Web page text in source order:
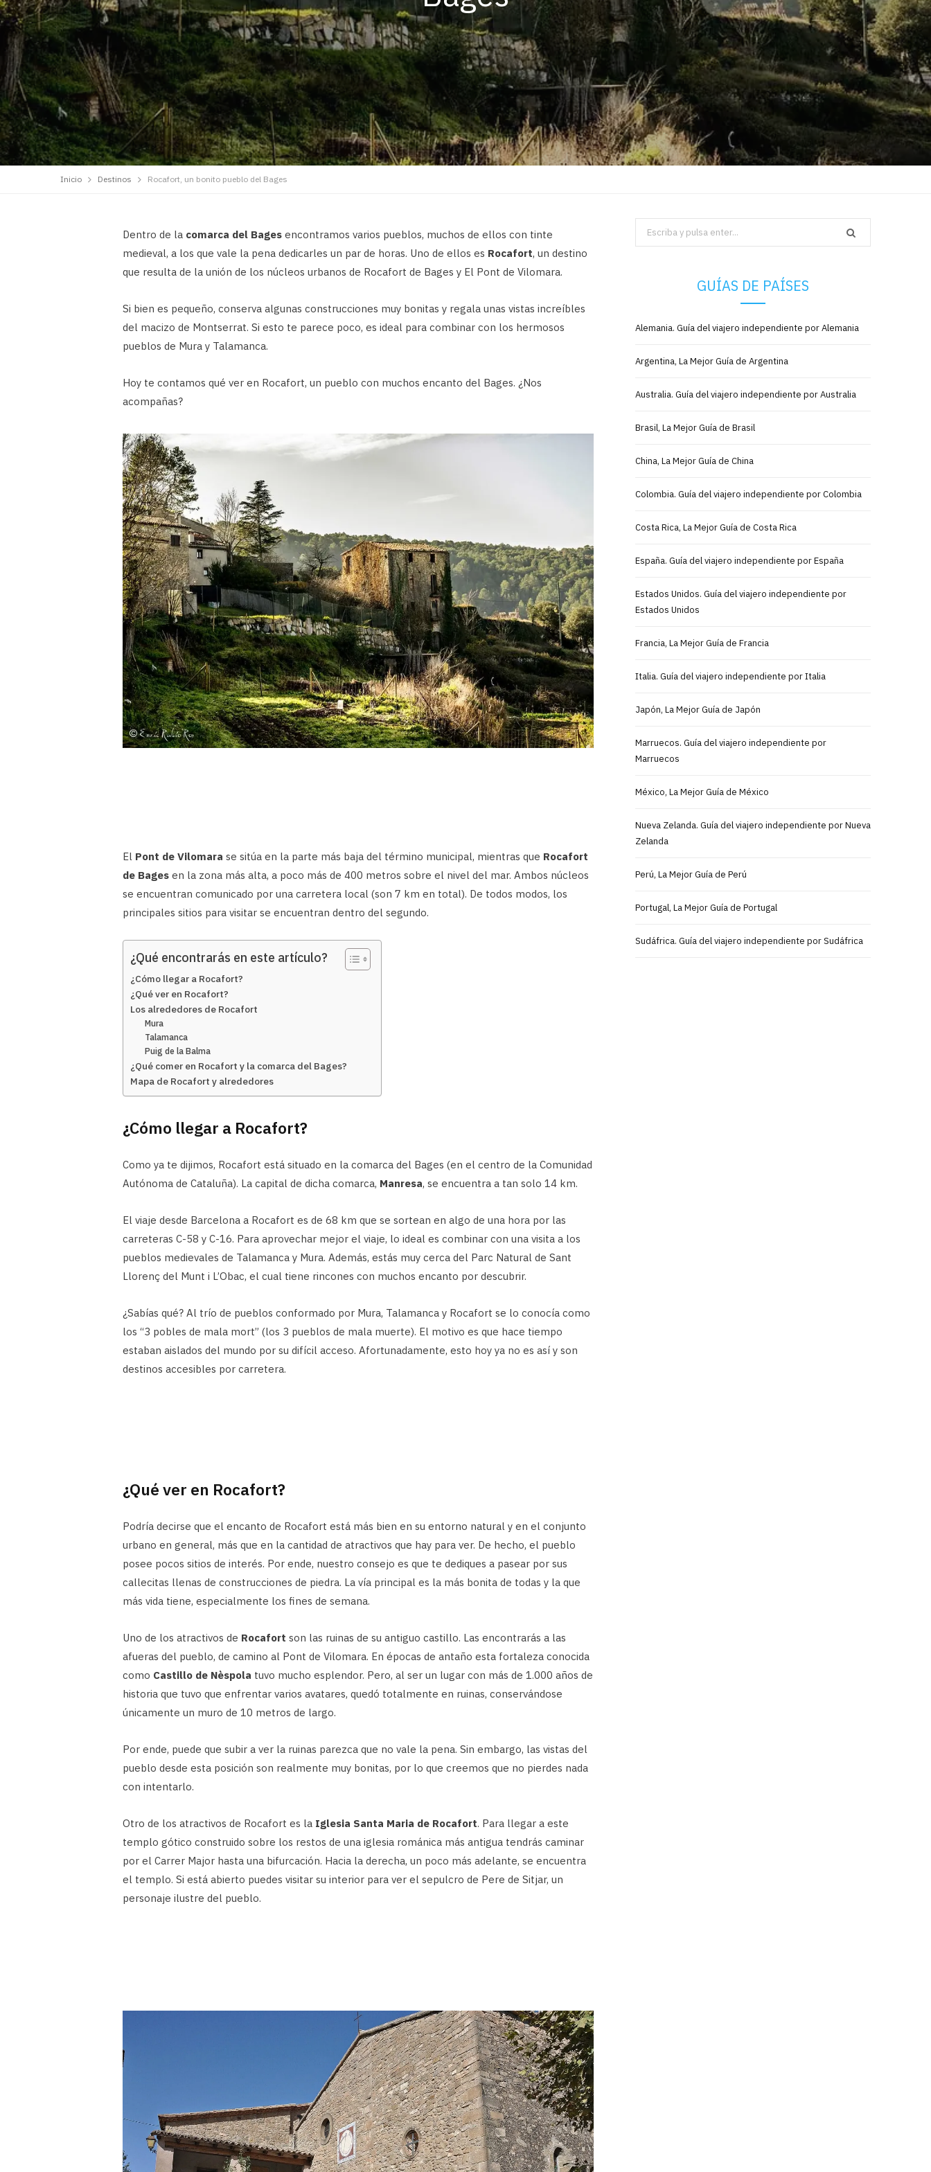
Inicio Destinos Rocafort, un bonito pueblo del Bages
Dentro de la comarca del Bages encontramos varios pueblos, muchos de ellos con tinte
medieval, a los que vale la pena dedicarles un par de horas. Uno de ellos es Rocafort, un destino
que resulta de la unión de los núcleos urbanos de Rocafort de Bages y El Pont de Vilomara.
Si bien es pequeño, conserva algunas construcciones muy bonitas y regala unas vistas increíbles
del macizo de Montserrat. Si esto te parece poco, es ideal para combinar con los hermosos
pueblos de Mura y Talamanca.
Hoy te contamos qué ver en Rocafort, un pueblo con muchos encanto del Bages. ¿Nos
acompañas?
El Pont de Vilomara se sitúa en la parte más baja del término municipal, mientras que Rocafort
de Bages en la zona más alta, a poco más de 400 metros sobre el nivel del mar. Ambos núcleos
se encuentran comunicado por una carretera local (son 7 km en total). De todos modos, los
principales sitios para visitar se encuentran dentro del segundo.
¿Qué encontrarás en este artículo?
¿Cómo llegar a Rocafort?
¿Qué ver en Rocafort?
Los alrededores de Rocafort
Mura
Talamanca
Puig de la Balma
¿Qué comer en Rocafort y la comarca del Bages?
Mapa de Rocafort y alrededores
¿Cómo llegar a Rocafort?
Como ya te dijimos, Rocafort está situado en la comarca del Bages (en el centro de la Comunidad
Autónoma de Cataluña). La capital de dicha comarca, Manresa, se encuentra a tan solo 14 km.
El viaje desde Barcelona a Rocafort es de 68 km que se sortean en algo de una hora por las
carreteras C-58 y C-16. Para aprovechar mejor el viaje, lo ideal es combinar con una visita a los
pueblos medievales de Talamanca y Mura. Además, estás muy cerca del Parc Natural de Sant
Llorenç del Munt i L’Obac, el cual tiene rincones con muchos encanto por descubrir.
¿Sabías qué? Al trío de pueblos conformado por Mura, Talamanca y Rocafort se lo conocía como
los “3 pobles de mala mort” (los 3 pueblos de mala muerte). El motivo es que hace tiempo
estaban aislados del mundo por su difícil acceso. Afortunadamente, esto hoy ya no es así y son
destinos accesibles por carretera.
¿Qué ver en Rocafort?
Podría decirse que el encanto de Rocafort está más bien en su entorno natural y en el conjunto
urbano en general, más que en la cantidad de atractivos que hay para ver. De hecho, el pueblo
posee pocos sitios de interés. Por ende, nuestro consejo es que te dediques a pasear por sus
callecitas llenas de construcciones de piedra. La vía principal es la más bonita de todas y la que
más vida tiene, especialmente los fines de semana.
Uno de los atractivos de Rocafort son las ruinas de su antiguo castillo. Las encontrarás a las
afueras del pueblo, de camino al Pont de Vilomara. En épocas de antaño esta fortaleza conocida
como Castillo de Nèspola tuvo mucho esplendor. Pero, al ser un lugar con más de 1.000 años de
historia que tuvo que enfrentar varios avatares, quedó totalmente en ruinas, conservándose
únicamente un muro de 10 metros de largo.
Por ende, puede que subir a ver la ruinas parezca que no vale la pena. Sin embargo, las vistas del
pueblo desde esta posición son realmente muy bonitas, por lo que creemos que no pierdes nada
con intentarlo.
Otro de los atractivos de Rocafort es la Iglesia Santa Maria de Rocafort. Para llegar a este
templo gótico construido sobre los restos de una iglesia románica más antigua tendrás caminar
por el Carrer Major hasta una bifurcación. Hacia la derecha, un poco más adelante, se encuentra
el templo. Si está abierto puedes visitar su interior para ver el sepulcro de Pere de Sitjar, un
personaje ilustre del pueblo.
Search
for:
GUÍAS DE PAÍSES
Alemania. Guía del viajero independiente por Alemania
Argentina, La Mejor Guía de Argentina
Australia. Guía del viajero independiente por Australia
Brasil, La Mejor Guía de Brasil
China, La Mejor Guía de China
Colombia. Guía del viajero independiente por Colombia
Costa Rica, La Mejor Guía de Costa Rica
España. Guía del viajero independiente por España
Estados Unidos. Guía del viajero independiente por
Estados Unidos
Francia, La Mejor Guía de Francia
Italia. Guía del viajero independiente por Italia
Japón, La Mejor Guía de Japón
Marruecos. Guía del viajero independiente por
Marruecos
México, La Mejor Guía de México
Nueva Zelanda. Guía del viajero independiente por Nueva
Zelanda
Perú, La Mejor Guía de Perú
Portugal, La Mejor Guía de Portugal
Sudáfrica. Guía del viajero independiente por Sudáfrica